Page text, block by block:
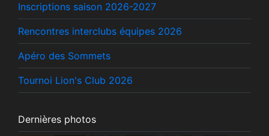
Inscriptions saison 2026-2027
Rencontres interclubs équipes 2026
Apéro des Sommets
Tournoi Lion's Club 2026
Dernières photos